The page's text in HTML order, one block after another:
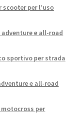
per l’uso
adventure e all-road
sportivo per strada
e all-road
motocross per